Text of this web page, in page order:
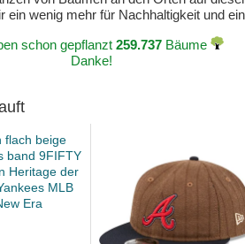
ein wenig mehr für Nachhaltigkeit und
schon gepflanzt 259.737Bäume
Danke!